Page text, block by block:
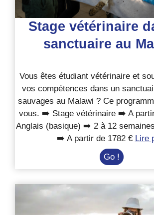
Stage vétérinaire
sanctuaire au
Vous êtes étudiant vétérinaire et
vos compétences dans un
sauvages au Malawi ? Ce
vous. ➡️ Stage vétérinaire ➡️ A
Anglais (basique) ➡️ 2 à 12
➡️ A partir de 1782 € Lire
Go ! Stage